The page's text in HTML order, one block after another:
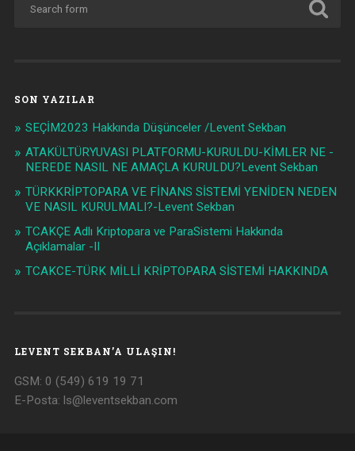
SON YAZILAR
SEÇİM2023 Hakkında Düşünceler /Levent Sekban
ATAKÜLTÜRYUVASI PLATFORMU-KURULDU-KİMLER NE -
NEREDE NASIL NE AMAÇLA KURULDU?Levent Sekban
TÜRKKRİPTOPARA VE FİNANS SİSTEMİ YENİDEN NEDEN
VE NASIL KURULMALI?-Levent Sekban
TCAKÇE Adlı Kriptopara ve ParaSistemi Hakkında
Açıklamalar -II
TCAKCE-TÜRK MİLLİ KRİPTOPARA SİSTEMİ HAKKINDA
LEVENT SEKBAN’A ULAŞIN!
GSM: 0 (549) 619 19 71
E-Posta: ls@leventsekban.com